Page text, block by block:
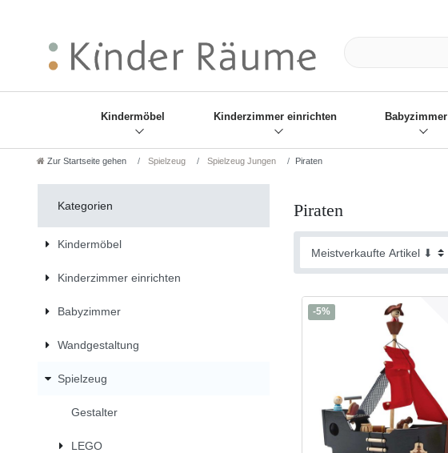
Kindermöbel Kinderzimmer einrichten Babyzimmer
Zur Startseite gehen Spielzeug Spielzeug Jungen Piraten
Kategorien
Kindermöbel
Kinderzimmer einrichten
Babyzimmer
Wandgestaltung
Spielzeug
Gestalter
LEGO
Piraten
-5%